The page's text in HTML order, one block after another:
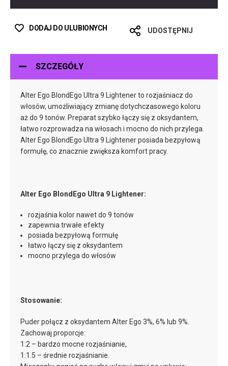
DODAJ DO ULUBIONYCH UDOSTĘPNIJ
SZCZEGÓŁY
Alter Ego BlondEgo Ultra 9 Lightener to rozjaśniacz do
włosów, umożliwiający zmianę dotychczasowego koloru
aż do 9 tonów. Preparat szybko łączy się z oksydantem,
łatwo rozprowadza na włosach i mocno do nich przylega.
Alter Ego BlondEgo Ultra 9 Lightener posiada bezpyłową
formułę, co znacznie zwiększa komfort pracy.
Alter Ego BlondEgo Ultra 9 Lightener:
rozjaśnia kolor nawet do 9 tonów
zapewnia trwałe efekty
posiada bezpyłową formułę
łatwo łączy się z oksydantem
mocno przylega do włosów
Stosowanie:
Puder połącz z oksydantem Alter Ego 3%, 6% lub 9%.
Zachowaj proporcje:
1:2 – bardzo mocne rozjaśnianie,
1:1.5 – średnie rozjaśnianie.